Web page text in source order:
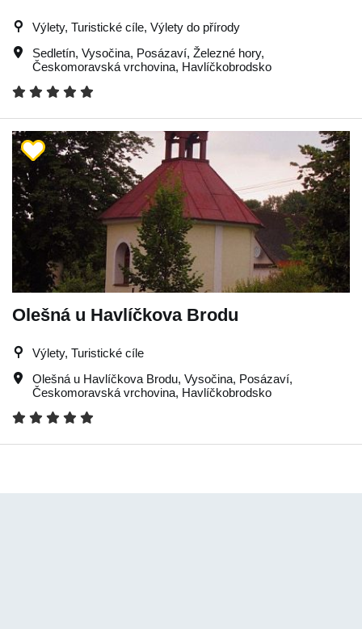
Výlety, Turistické cíle, Výlety do přírody
Sedletín, Vysočina, Posázaví, Železné hory,
Českomoravská vrchovina, Havlíčkobrodsko
Olešná u Havlíčkova Brodu
Výlety, Turistické cíle
Olešná u Havlíčkova Brodu, Vysočina, Posázaví,
Českomoravská vrchovina, Havlíčkobrodsko